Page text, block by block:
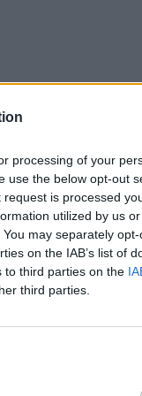
processing of your
use the below opt-out
is processed
utilized by us
may separately
on the IAB’s list of
to third parties on the
third parties.
cieľom bolo ukázať,
na to sami v
to od vás počuli,
ho zdieľať so